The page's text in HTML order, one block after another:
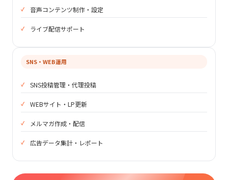
音声コンテンツ制作・設定
ライブ配信サポート
SNS・WEB運用
SNS投稿管理・代理投稿
WEBサイト・LP更新
メルマガ作成・配信
広告データ集計・レポート